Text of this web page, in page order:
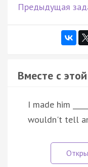
Предыдущая
Вместе с
I made him
wouldn't tell